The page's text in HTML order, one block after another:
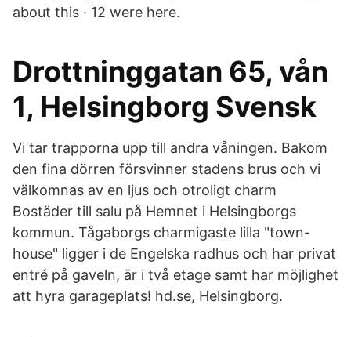
about this · 12 were here.
Drottninggatan 65, vån
1, Helsingborg Svensk
Vi tar trapporna upp till andra våningen. Bakom
den fina dörren försvinner stadens brus och vi
välkomnas av en ljus och otroligt charm
Bostäder till salu på Hemnet i Helsingborgs
kommun. Tågaborgs charmigaste lilla "town-
house" ligger i de Engelska radhus och har privat
entré på gaveln, är i två etage samt har möjlighet
att hyra garageplats! hd.se, Helsingborg.